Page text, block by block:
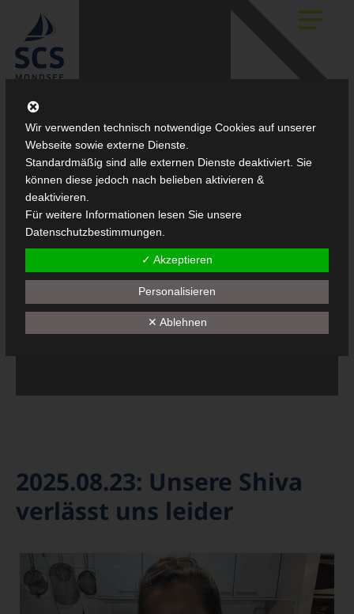
main
content
2025.08.23: Unsere Shiva
verlässt uns leider
Wir verwenden technisch notwendige Cookies auf unserer
Webseite sowie externe Dienste.
Standardmäßig sind alle externen Dienste deaktiviert. Sie
können diese jedoch nach belieben aktivieren &
deaktivieren.
Für weitere Informationen lesen Sie unsere
Datenschutzbestimmungen.
✓ Akzeptieren
Personalisieren
✕ Ablehnen